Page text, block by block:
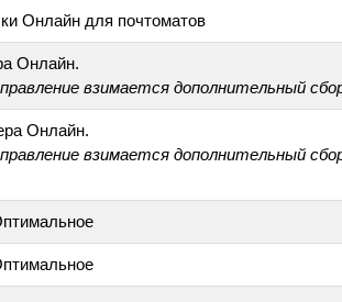
Онлайн для почтоматов
Онлайн.
взимается дополнительный
Онлайн.
взимается дополнительный